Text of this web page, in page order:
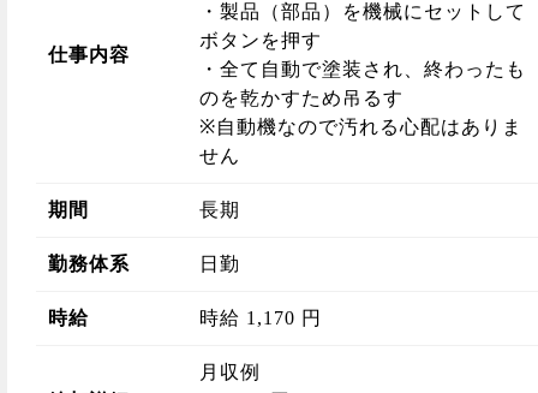
仕事内容
・製品（部品）を機械にセットして
ボタンを押す
・全て自動で塗装され、終わったも
のを乾かすため吊るす
※自動機なので汚れる心配はありま
せん
期間 長期
勤務体系 日勤
時給 時給 1,170 円
月収例